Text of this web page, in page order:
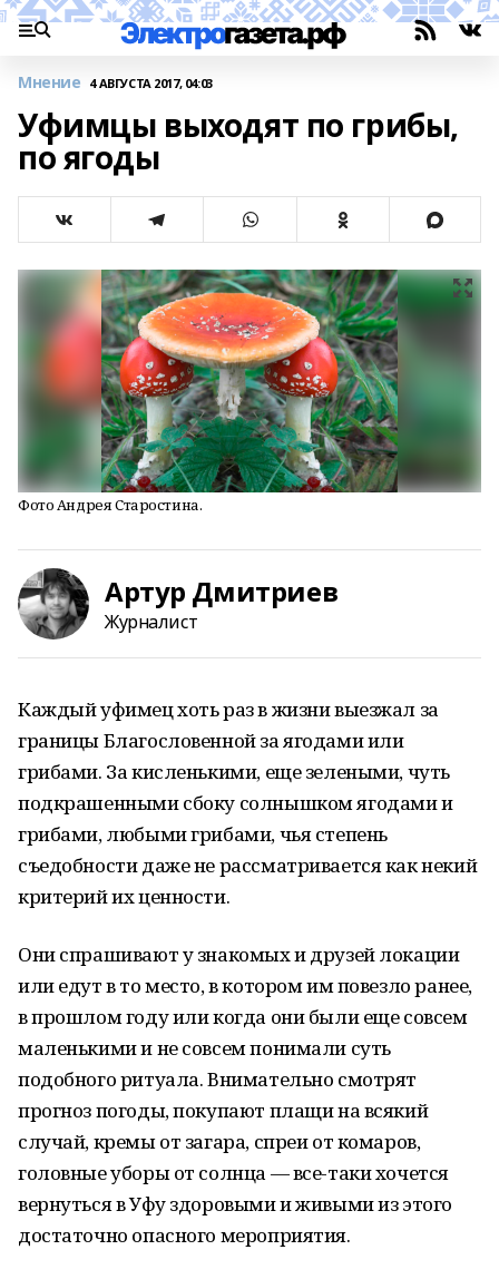
Мнение 4 АВГУСТА 2017, 04:03
Уфимцы выходят по грибы,
по ягоды
Фото Андрея Старостина.
Артур Дмитриев
Журналист
Каждый уфимец хоть раз в жизни выезжал за
границы Благословенной за ягодами или
грибами. За кисленькими, еще зелеными, чуть
подкрашенными сбоку солнышком ягодами и
грибами, любыми грибами, чья степень
съедобности даже не рассматривается как некий
критерий их ценности.
Они спрашивают у знакомых и друзей локации
или едут в то место, в котором им повезло ранее,
в прошлом году или когда они были еще совсем
маленькими и не совсем понимали суть
подобного ритуала. Внимательно смотрят
прогноз погоды, покупают плащи на всякий
случай, кремы от загара, спреи от комаров,
головные уборы от солнца — все-таки хочется
вернуться в Уфу здоровыми и живыми из этого
достаточно опасного мероприятия.